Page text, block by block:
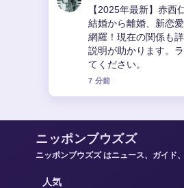
池森秀一の現在を徹
カル、そば研究家、
活動、年齢、結婚、
プ参加まで の報道は
いやすいです。
9 分前
ニッポンブウズズ
ニッポンブウズズ はニュース、ガイド
人気